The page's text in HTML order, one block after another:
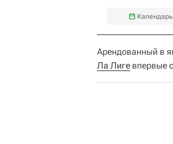
Календарь
Арендованный в
Ла Лиге впервые